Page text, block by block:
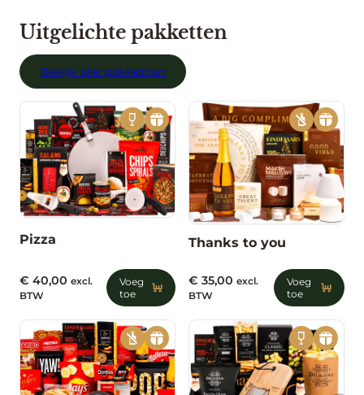
Uitgelichte pakketten
Bekijk alle pakketten
Pizza
Voeg
toe
€ 40,00 excl.
BTW
Thanks to you
Voeg
toe
€ 35,00 excl.
BTW